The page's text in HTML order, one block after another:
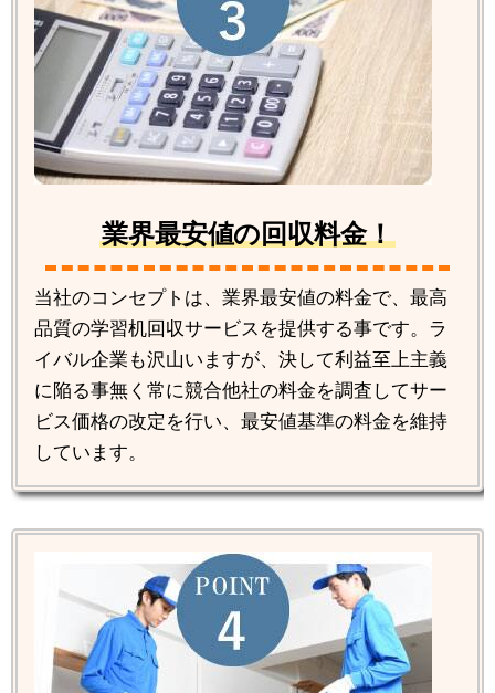
業界最安値の回収料金！
当社のコンセプトは、業界最安値の料金で、最高
品質の学習机回収サービスを提供する事です。ラ
イバル企業も沢山いますが、決して利益至上主義
に陥る事無く常に競合他社の料金を調査してサー
ビス価格の改定を行い、最安値基準の料金を維持
しています。